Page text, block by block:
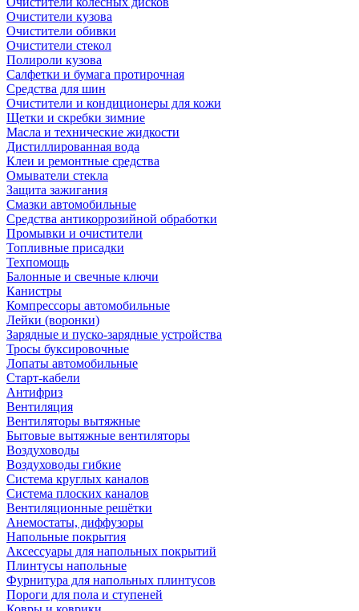
Очистители кузова
Очистители обивки
Очистители стекол
Полироли кузова
Салфетки и бумага протирочная
Средства для шин
Очистители и кондиционеры для кожи
Щетки и скребки зимние
Масла и технические жидкости
Дистиллированная вода
Клеи и ремонтные средства
Омыватели стекла
Защита зажигания
Смазки автомобильные
Средства антикоррозийной обработки
Промывки и очистители
Топливные присадки
Техпомощь
Балонные и свечные ключи
Канистры
Компрессоры автомобильные
Лейки (воронки)
Зарядные и пуско-зарядные устройства
Тросы буксировочные
Лопаты автомобильные
Старт-кабели
Антифриз
Вентиляция
Вентиляторы вытяжные
Бытовые вытяжные вентиляторы
Воздуховоды
Воздуховоды гибкие
Система круглых каналов
Система плоских каналов
Вентиляционные решётки
Анемостаты, диффузоры
Напольные покрытия
Аксессуары для напольных покрытий
Плинтусы напольные
Фурнитура для напольных плинтусов
Пороги для пола и ступеней